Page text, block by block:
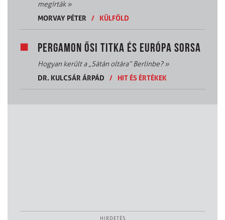
megírták»
MORVAY PÉTER
/ KÜLFÖLD
PERGAMON ŐSI TITKA ÉS EURÓPA SORSA
Hogyan került a „Sátán oltára” Berlinbe?»
DR. KULCSÁR ÁRPÁD
/ HIT ÉS ÉRTÉKEK
HIRDETÉS